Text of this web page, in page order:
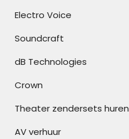
Electro Voice
Soundcraft
dB Technologies
Crown
Theater zendersets huren
AV verhuur